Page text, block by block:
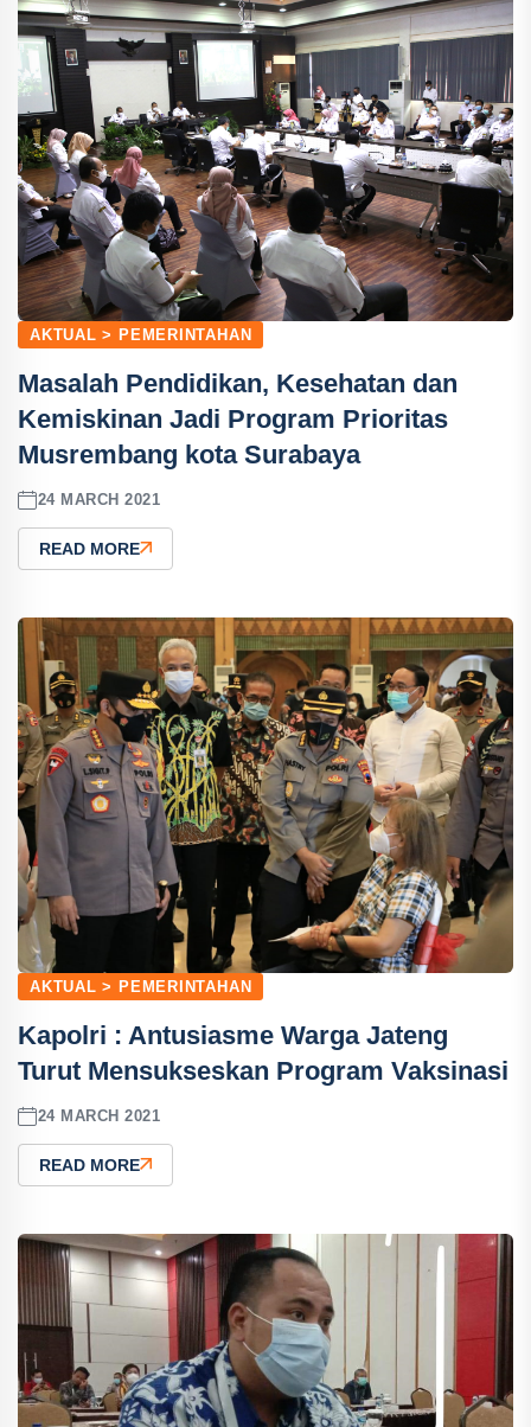
AKTUAL > PEMERINTAHAN
Masalah Pendidikan, Kesehatan dan
Kemiskinan Jadi Program Prioritas
Musrembang kota Surabaya
24 MARCH 2021
READ MORE
AKTUAL > PEMERINTAHAN
Kapolri : Antusiasme Warga Jateng
Turut Mensukseskan Program Vaksinasi
24 MARCH 2021
READ MORE